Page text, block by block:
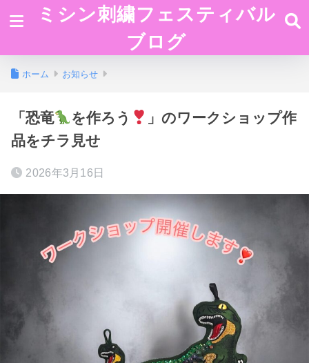
ミシン刺繍フェスティバル
ブログ
ホーム お知らせ
「恐竜 を作ろう
」のワークショップ作
品をチラ見せ
2026年3月16日